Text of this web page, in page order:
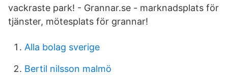
vackraste park! - Grannar.se - marknadsplats för
tjänster, mötesplats för grannar!
Alla bolag sverige
Bertil nilsson malmö